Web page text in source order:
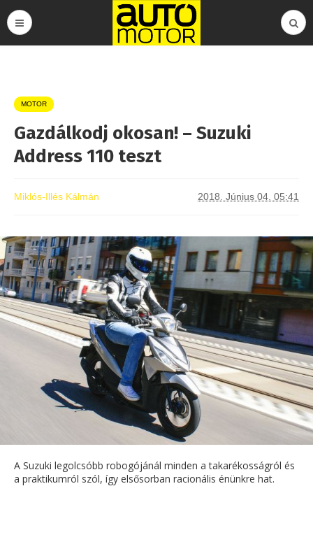
MOTOR
Gazdálkodj okosan! – Suzuki
Address 110 teszt
Miklós-Illés Kálmán 2018. Június 04. 05:41
A Suzuki legolcsóbb robogójánál minden a takarékosságról és
a praktikumról szól, így elsősorban racionális énünkre hat.